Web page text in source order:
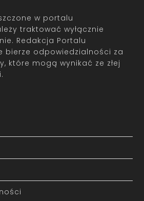
w portalu
traktować wyłącznie
Redakcja Portalu
bierze odpowiedzialności za
które mogą wynikać ze złej